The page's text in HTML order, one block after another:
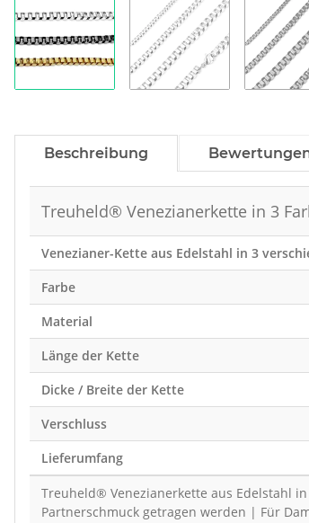
Beschreibung
Treuheld® Venezianerkette in 3
Venezianer-Kette aus Edelstahl in 3
Farbe
Material
Länge der Kette
Dicke / Breite der Kette
Verschluss
Lieferumfang
Treuheld® Venezianerkette aus Edelstahl
Partnerschmuck getragen werden | Für